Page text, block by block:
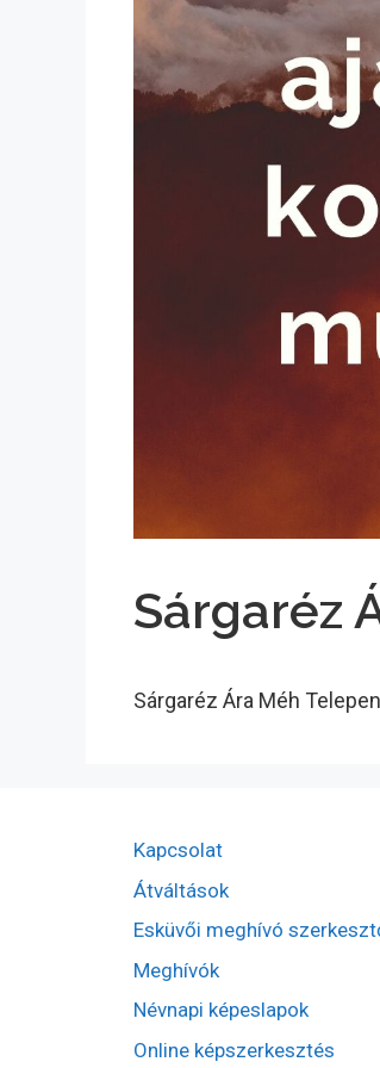
Sárgaréz
Sárgaréz Ára Méh Telepen
Kapcsolat
Átváltások
Esküvői meghívó
Meghívók
Névnapi képeslapok
Online képszerkesztés